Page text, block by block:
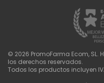
© 2026 PromoFarma Ecom, SL.
los derechos reservados.
Todos los productos incluyen